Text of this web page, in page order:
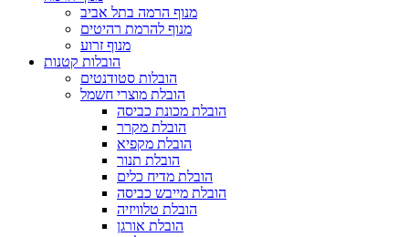
מנוף הרמה בתל אביב
מנוף להרמת רהיטים
מנוף זרוע
הובלות קטנות
הובלות סטודנטים
הובלת מוצרי חשמל
הובלת מכונת כביסה
הובלת מקרר
הובלת מקפיא
הובלת תנור
הובלת מדיח כלים
הובלת מייבש כביסה
הובלת טלוויזיה
הובלת אורגן